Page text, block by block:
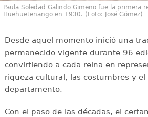
Paula Soledad Galindo Gimeno fue la primera
Huehuetenango en 1930. (Foto: José Gómez)
Desde aquel momento inició una
permanecido vigente durante 96
convirtiendo a cada reina en
riqueza cultural, las costumbres y
departamento.
Con el paso de las décadas, el